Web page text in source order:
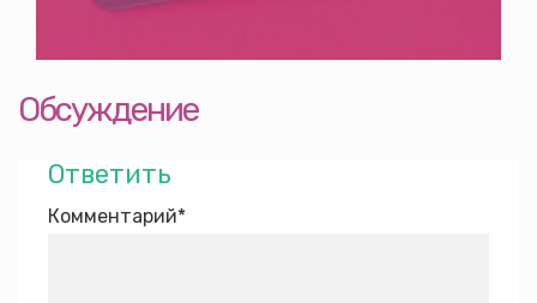
Обсуждение
Ответить
Комментарий*